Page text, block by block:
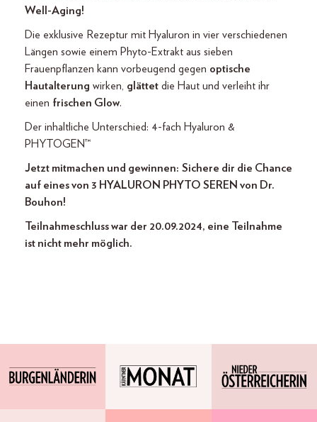
Well-Aging!
Die exklusive Rezeptur mit Hyaluron in vier verschiedenen
Längen sowie einem Phyto-Extrakt aus sieben
Frauenpflanzen kann vorbeugend gegen optische
Hautalterung wirken, glättet die Haut und verleiht ihr
einen frischen Glow.
Der inhaltliche Unterschied: 4-fach Hyaluron &
PHYTOGEN™
Jetzt mitmachen und gewinnen: Sichere dir die Chance
auf eines von 3 HYALURON PHYTO SEREN von Dr.
Bouhon!
Teilnahmeschluss war der 20.09.2024, eine Teilnahme
ist nicht mehr möglich.